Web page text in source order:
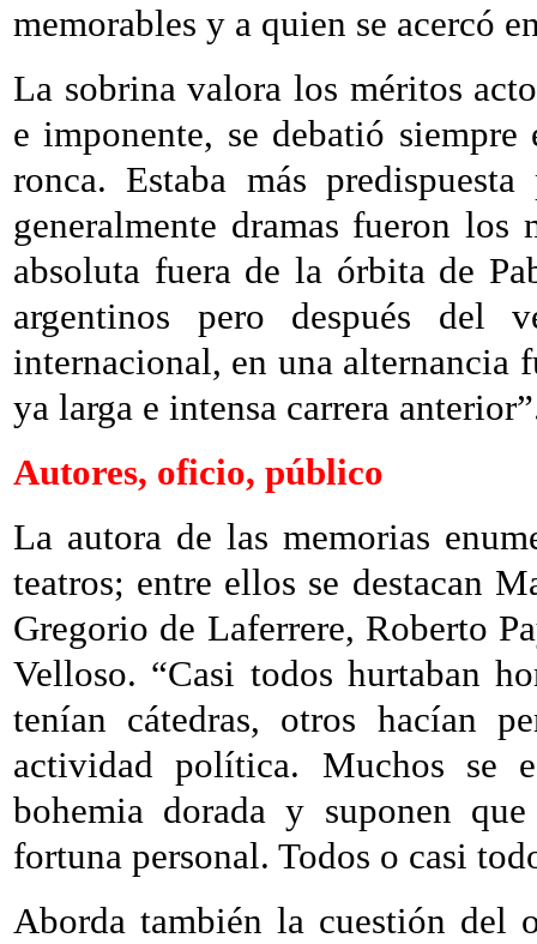
memorables y a quien se acercó
La sobrina valora los méritos
e imponente, se debatió
ronca. Estaba más
generalmente dramas fueron los
absoluta fuera de la órbita de
argentinos pero después del
internacional, en una alternancia
ya larga e intensa carrera
Autores, oficio, público
La autora de las memorias
teatros; entre ellos se destacan
Gregorio de Laferrere, Roberto
Velloso. “Casi todos hurtaban
tenían cátedras, otros hacían
actividad política. Muchos se
bohemia dorada y suponen
fortuna personal. Todos o casi
Aborda también la cuestión del